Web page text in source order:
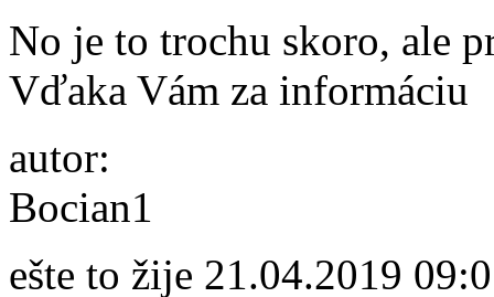
No je to trochu skoro, ale
Vďaka Vám za informáciu
autor:
Bocian1
ešte to žije 21.04.2019